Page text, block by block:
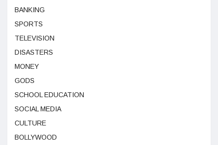
BANKING
SPORTS
TELEVISION
DISASTERS
MONEY
GODS
SCHOOL EDUCATION
SOCIAL MEDIA
CULTURE
BOLLYWOOD